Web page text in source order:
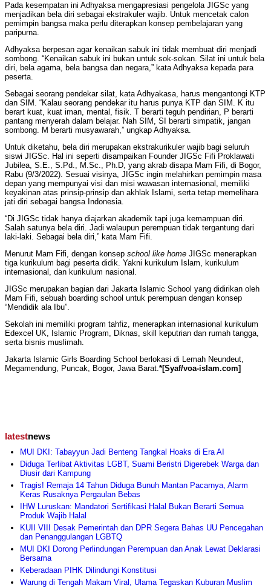
Pada kesempatan ini Adhyaksa mengapresiasi pengelola JIGSc yang
menjadikan bela diri sebagai ekstrakuler wajib. Untuk mencetak calon
pemimpin bangsa maka perlu diterapkan konsep pembelajaran yang
paripurna.
Adhyaksa berpesan agar kenaikan sabuk ini tidak membuat diri menjadi
sombong. “Kenaikan sabuk ini bukan untuk sok-sokan. Silat ini untuk bela
diri, bela agama, bela bangsa dan negara,” kata Adhyaksa kepada para
peserta.
Sebagai seorang pendekar silat, kata Adhyakasa, harus mengantongi KTP
dan SIM. “Kalau seorang pendekar itu harus punya KTP dan SIM. K itu
berart kuat, kuat iman, mental, fisik. T berarti teguh pendirian, P berarti
pantang menyerah dalam belajar. Nah SIM, SI berarti simpatik, jangan
sombong. M berarti musyawarah,” ungkap Adhyaksa.
Untuk diketahu, bela diri merupakan ekstrakurikuler wajib bagi seluruh
siswi JIGSc. Hal ini seperti disampaikan Founder JIGSc Fifi Proklawati
Jubilea, S.E., S.Pd., M.Sc., Ph.D, yang akrab disapa Mam Fifi, di Bogor,
Rabu (9/3/2022). Sesuai visinya, JIGSc ingin melahirkan pemimpin masa
depan yang mempunyai visi dan misi wawasan internasional, memiliki
keyakinan atas prinsip-prinsip dan akhlak Islami, serta tetap memelihara
jati diri sebagai bangsa Indonesia.
“Di JIGSc tidak hanya diajarkan akademik tapi juga kemampuan diri.
Salah satunya bela diri. Jadi walaupun perempuan tidak tergantung dari
laki-laki. Sebagai bela diri,” kata Mam Fifi.
Menurut Mam Fifi, dengan konsep school like home JIGSc menerapkan
tiga kurikulum bagi peserta didik. Yakni kurikulum Islam, kurikulum
internasional, dan kurikulum nasional.
JIGSc merupakan bagian dari Jakarta Islamic School yang didirikan oleh
Mam Fifi, sebuah boarding school untuk perempuan dengan konsep
“Mendidik ala Ibu”.
Sekolah ini memiliki program tahfiz, menerapkan internasional kurikulum
Edexcel UK, Islamic Program, Diknas, skill keputrian dan rumah tangga,
serta bisnis muslimah.
Jakarta Islamic Girls Boarding School berlokasi di Lemah Neundeut,
Megamendung, Puncak, Bogor, Jawa Barat.*[Syaf/voa-islam.com]
latestnews
MUI DKI: Tabayyun Jadi Benteng Tangkal Hoaks di Era AI
Diduga Terlibat Aktivitas LGBT, Suami Beristri Digerebek Warga dan
Diusir dari Kampung
Tragis! Remaja 14 Tahun Diduga Bunuh Mantan Pacarnya, Alarm
Keras Rusaknya Pergaulan Bebas
IHW Luruskan: Mandatori Sertifikasi Halal Bukan Berarti Semua
Produk Wajib Halal
KUII VIII Desak Pemerintah dan DPR Segera Bahas UU Pencegahan
dan Penanggulangan LGBTQ
MUI DKI Dorong Perlindungan Perempuan dan Anak Lewat Deklarasi
Bersama
Keberadaan PIHK Dilindungi Konstitusi
Warung di Tengah Makam Viral, Ulama Tegaskan Kuburan Muslim